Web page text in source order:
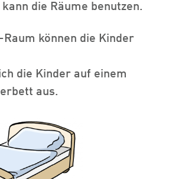
die Räume benutzen.
Raum können die Kinder
die Kinder auf einem
aus.